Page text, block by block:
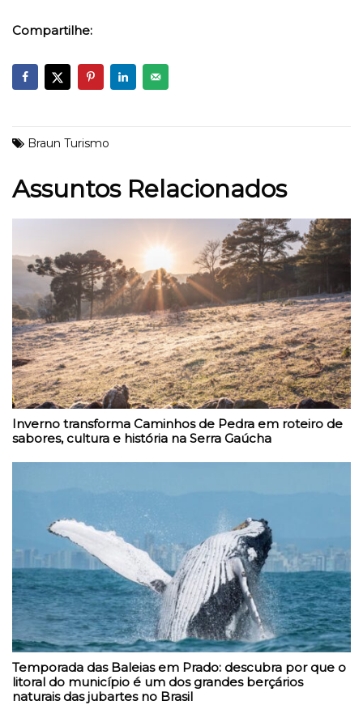
Compartilhe:
Braun Turismo
Assuntos Relacionados
Inverno transforma Caminhos de Pedra em roteiro de
sabores, cultura e história na Serra Gaúcha
Temporada das Baleias em Prado: descubra por que o
litoral do município é um dos grandes berçários
naturais das jubartes no Brasil